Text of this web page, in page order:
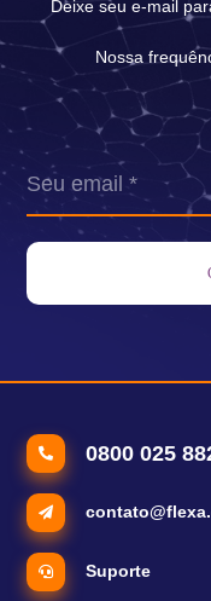
Deixe seu e-mail
Nossa
0800 025
Suporte